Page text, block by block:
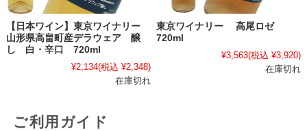
【日本ワイン】東京ワイナリー
山形県高畠町産デラウェア 醸
し 白・辛口 720ml
¥2,134(税込 ¥2,348)
在庫切れ
東京ワイナリー 高尾ロゼ
720ml
¥3,563(税込 ¥3,920)
在庫切れ
ご利用ガイド